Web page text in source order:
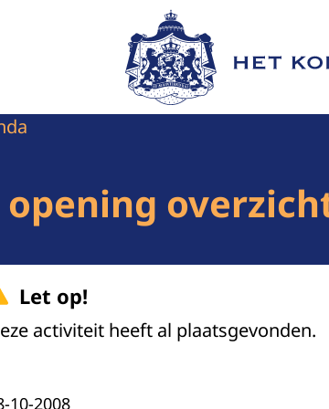
Naar de homepage van Het
Let op!
activiteit heeft al plaatsgevonden.
10-2008